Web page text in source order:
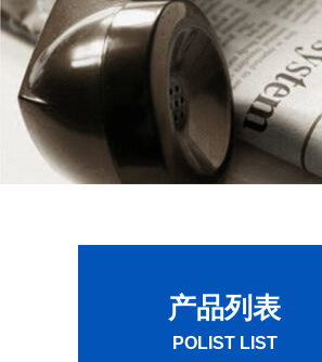
产品列表
POLIST LIST